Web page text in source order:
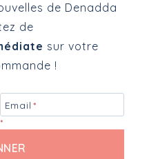
de Denadda
de
sur votre
!
Email *
*